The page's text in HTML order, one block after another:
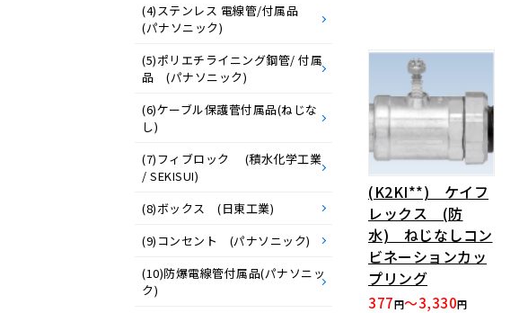
(K2KI**) ケイフ
レックス (防
水) ねじなしコン
ビネーションカッ
プリング
377円～3,330円
(4)ステンレス 電線管/付属品
(パナソニック)
(5)ポリエチライニング鋼管/ 付属
品 (パナソニック)
(6)ケーブル保護菅付属品(ねじな
し)
(7)フィブロック (積水化学工業
/ SEKISUI)
(8)ボックス (日東工業)
(9)コンセント (パナソニック)
(10)防爆電線管付属品(パナソニッ
ク)